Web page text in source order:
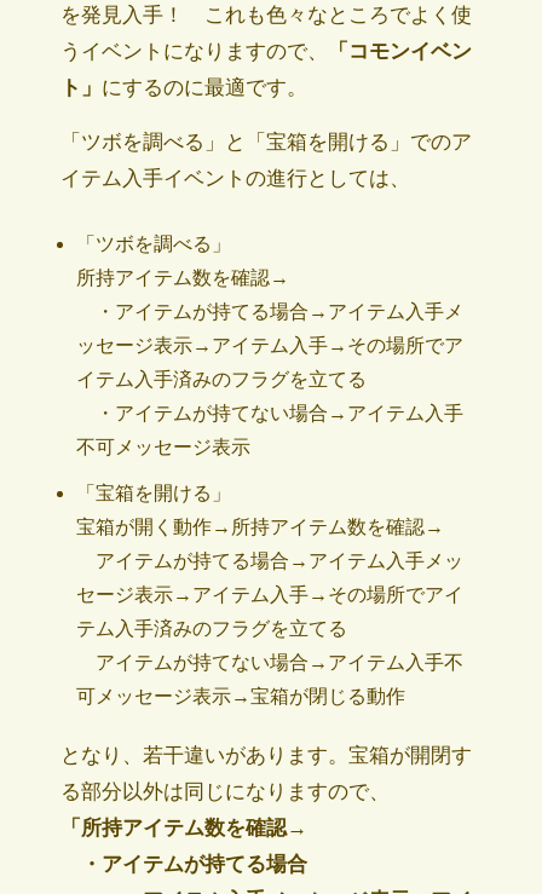
を発見入手！ これも色々なところでよく使
うイベントになりますので、
「コモンイベン
ト」 にするのに最適です。
「ツボを調べる」と「宝箱を開ける」でのア
イテム入手イベントの進行としては、
「ツボを調べる」
所持アイテム数を確認→
・アイテムが持てる場合→アイテム入手メ
ッセージ表示→アイテム入手→その場所でア
イテム入手済みのフラグを立てる
・アイテムが持てない場合→アイテム入手
不可メッセージ表示
「宝箱を開ける」
宝箱が開く動作→所持アイテム数を確認→
アイテムが持てる場合→アイテム入手メッ
セージ表示→アイテム入手→その場所でアイ
テム入手済みのフラグを立てる
アイテムが持てない場合→アイテム入手不
可メッセージ表示→宝箱が閉じる動作
となり、若干違いがあります。宝箱が開閉す
る部分以外は同じになりますので、
「所持アイテム数を確認→
・アイテムが持てる場合